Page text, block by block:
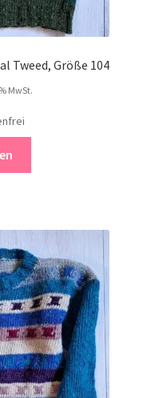
Tweed, Größe 104
MwSt.